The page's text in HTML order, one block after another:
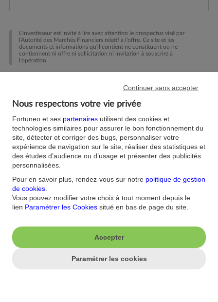
L'investisseur est invité à lire avec attention le prospectus visé par
l'Autorité des Marchés Financiers relatif à l'offre. Ce site et les
documents et informations qu'il contient ne constituent ou ne
contiennent ni offre ni sollicitation ni invitation à souscrire à
l'opération.
Nos offres du moment
Parrainage
Fortuneo sur votre mobile
Recrutement
Conditions Générales
Accessibilité : non
conforme
Sécurité
Nos formulaires
Mentions légales
Plan du site
Nous respectons votre vie privée
Fortuneo et ses partenaires utilisent des cookies et
technologies similaires pour assurer le bon fonctionnement du
site, détecter et corriger des bugs, personnaliser votre
expérience de navigation sur le site, réaliser des statistiques et
des études d’audience ou d’usage et présenter des publicités
personnalisées.
Pour en savoir plus, rendez-vous sur notre politique de gestion
de cookies
Vous pouvez modifier votre choix à tout moment depuis le
lien Paramétrer les Cookies situé en bas de page du site.
Accepter
Continuer sans accepter
Paramétrer les cookies